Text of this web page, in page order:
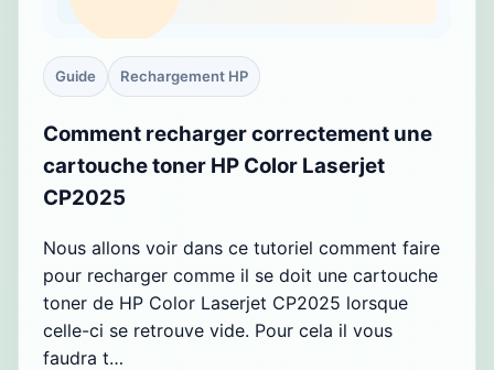
Guide Rechargement HP
Comment recharger correctement une
cartouche toner HP Color Laserjet
CP2025
Nous allons voir dans ce tutoriel comment faire
pour recharger comme il se doit une cartouche
toner de HP Color Laserjet CP2025 lorsque
celle-ci se retrouve vide. Pour cela il vous
faudra t…